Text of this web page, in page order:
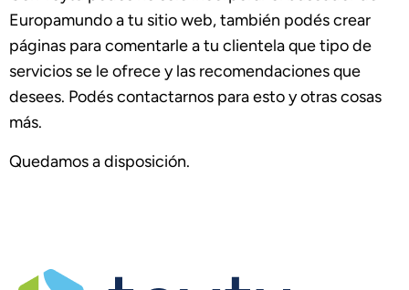
Europamundo a tu sitio web, también podés crear
páginas para comentarle a tu clientela que tipo de
servicios se le ofrece y las recomendaciones que
desees. Podés contactarnos para esto y otras cosas
más.
Quedamos a disposición.